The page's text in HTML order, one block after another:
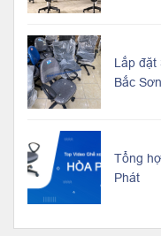
Lắp đặt
Bắc
Tổng
Phát